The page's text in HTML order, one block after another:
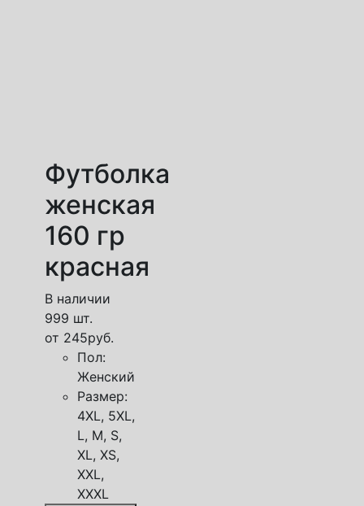
Футболка
женская
160 гр
красная
В наличии
999 шт.
от 245руб.
Пол:
Женский
Размер:
4XL, 5XL,
L, M, S,
XL, XS,
XXL,
XXXL